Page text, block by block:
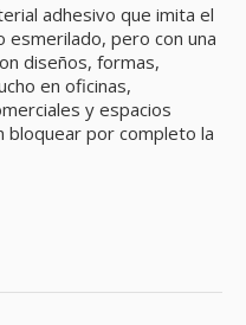
adhesivo que imita el
esmerilado, pero con una
diseños, formas,
en oficinas,
y espacios
bloquear por completo la